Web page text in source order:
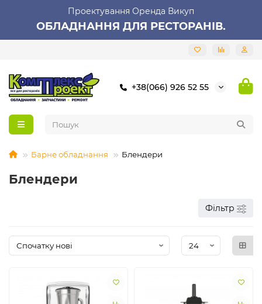
Проектування Оренда Викуп
ОБЛАДНАННЯ ДЛЯ РЕСТОРАНІВ.
+38(066) 926 52 55
Барне обладнання Блендери
Блендери
Фільтр